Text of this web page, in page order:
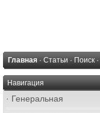
Главная · Статьи · Поиск ·
Навигация
· Генеральная